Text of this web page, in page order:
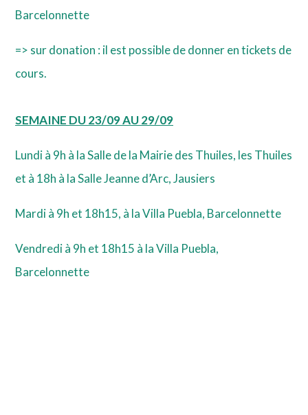
Barcelonnette
=> sur donation : il est possible de donner en tickets de
cours.
SEMAINE DU 23/09 AU 29/09
Lundi à 9h à la Salle de la Mairie des Thuiles, les Thuiles
et à 18h à la Salle Jeanne d’Arc, Jausiers
Mardi à 9h et 18h15, à la Villa Puebla, Barcelonnette
Vendredi à 9h et 18h15 à la Villa Puebla,
Barcelonnette